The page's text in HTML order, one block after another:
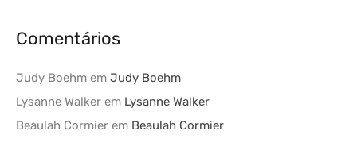
Comentários
Judy Boehm em Judy Boehm
Lysanne Walker em Lysanne Walker
Beaulah Cormier em Beaulah Cormier